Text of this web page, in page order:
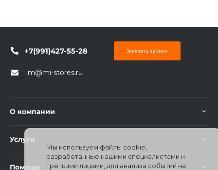
+7(991)427-55-28 Заказать звонок
im@mi-stores.ru
О компании
Услуги
Помощь
Мы используем файлы cookie,
разработанные нашими специалистами и
третьими лицами, для анализа событий на